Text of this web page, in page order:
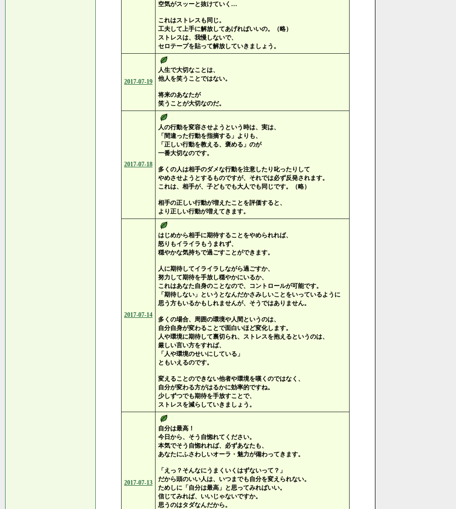
空気がスッーと抜けていく…
これはストレスも同じ。
工夫して上手に解放してあげればいいの。（略）
ストレスは、我慢しないで、
セロテープを貼って解放していきましょう。
2017-07-19
人生で大切なことは、
他人を笑うことではない。
将来のあなたが
笑うことが大切なのだ。
2017-07-18
人の行動を変容させようという時は、実は、
「間違った行動を指摘する」よりも、
「正しい行動を教える、褒める」のが
一番大切なのです。
多くの人は相手のダメな行動を注意したり叱ったりして
やめさせようとするものですが、それでは必ず反発されます。
これは、相手が、子どもでも大人でも同じです。（略）
相手の正しい行動が増えたことを評価すると、
より正しい行動が増えてきます。
2017-07-14
はじめから相手に期待することをやめられれば、
怒りもイライラもうまれず、
穏やかな気持ちで過ごすことができます。
人に期待してイライラしながら過ごすか、
努力して期待を手放し穏やかにいるか、
これはあなた自身のことなので、コントロールが可能です。
「期待しない」というとなんだかさみしいことをいっているように
思う方もいるかもしれませんが、そうではありません。
多くの場合、周囲の環境や人間というのは、
自分自身が変わることで面白いほど変化します。
人や環境に期待して裏切られ、ストレスを抱えるというのは、
厳しい言い方をすれば、
「人や環境のせいにしている」
ともいえるのです。
変えることのできない他者や環境を嘆くのではなく、
自分が変わる方がはるかに効率的ですね。
少しずつでも期待を手放すことで、
ストレスを減らしていきましょう。
2017-07-13
自分は最高！
今日から、そう自惚れてください。
本気でそう自惚れれば、必ずあなたも、
あなたにふさわしいオーラ・魅力が備わってきます。
「えっ？そんなにうまくいくはずないって？」
だから頭のいい人は、いつまでも自分を変えられない。
ためしに「自分は最高」と思ってみればいい。
信じてみれば、いいじゃないですか。
思うのはタダなんだから。